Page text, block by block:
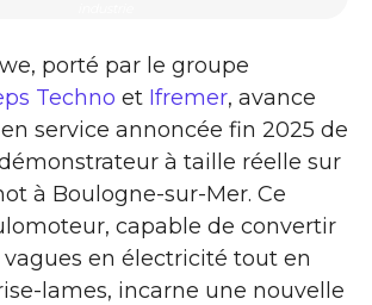
porté par le groupe
Techno et Ifremer, avance
service annoncée fin 2025 de
à taille réelle sur
à Boulogne-sur-Mer. Ce
capable de convertir
vagues en électricité tout en
lames, incarne une nouvelle